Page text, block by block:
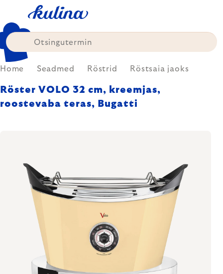
content
Home Seadmed Röstrid Röstsaia jaoks
Röster VOLO 32 cm, kreemjas,
roostevaba teras, Bugatti